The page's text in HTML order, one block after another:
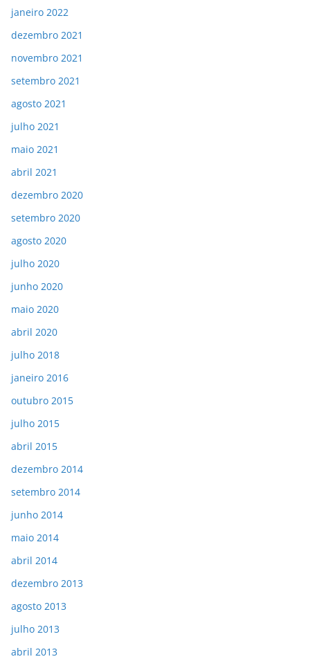
janeiro 2022
dezembro 2021
novembro 2021
setembro 2021
agosto 2021
julho 2021
maio 2021
abril 2021
dezembro 2020
setembro 2020
agosto 2020
julho 2020
junho 2020
maio 2020
abril 2020
julho 2018
janeiro 2016
outubro 2015
julho 2015
abril 2015
dezembro 2014
setembro 2014
junho 2014
maio 2014
abril 2014
dezembro 2013
agosto 2013
julho 2013
abril 2013